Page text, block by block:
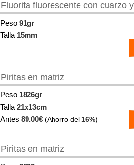
Fluorita fluorescente con cuarzo
Peso 91gr
Talla 15mm
Piritas en matriz
Peso 1826gr
Talla 21x13cm
Antes 89.00€ (Ahorro del 16%)
Piritas en matriz